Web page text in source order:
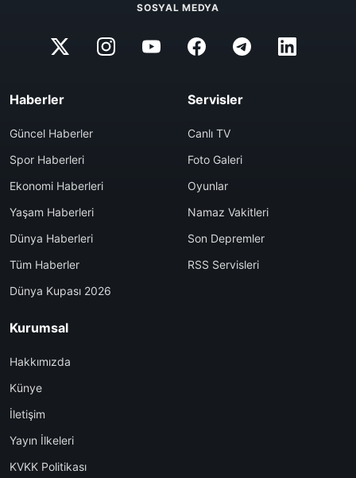
SOSYAL MEDYA
Haberler
Güncel Haberler
Spor Haberleri
Ekonomi Haberleri
Yaşam Haberleri
Dünya Haberleri
Tüm Haberler
Dünya Kupası 2026
Servisler
Canlı TV
Foto Galeri
Oyunlar
Namaz Vakitleri
Son Depremler
RSS Servisleri
Kurumsal
Hakkımızda
Künye
İletişim
Yayın İlkeleri
KVKK Politikası